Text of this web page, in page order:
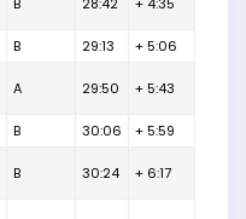
B 29:13 + 5:06
A 29:50 + 5:43
B 30:06 + 5:59
B 30:24 + 6:17